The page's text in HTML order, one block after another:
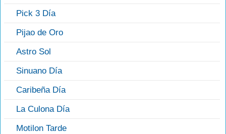
Pick 3 Día
Pijao de Oro
Astro Sol
Sinuano Día
Caribeña Día
La Culona Día
Motilon Tarde